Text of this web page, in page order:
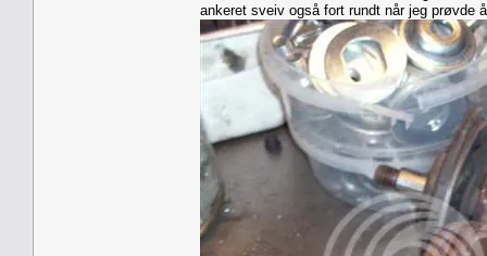
ankeret sveiv også fort rundt når jeg prøvde